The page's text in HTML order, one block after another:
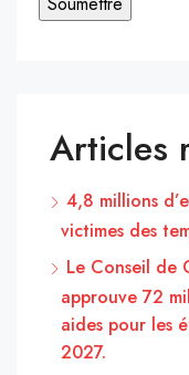
Articles
4,8 millions
victimes des
Le Conseil de
approuve 72
aides pour les
2027.